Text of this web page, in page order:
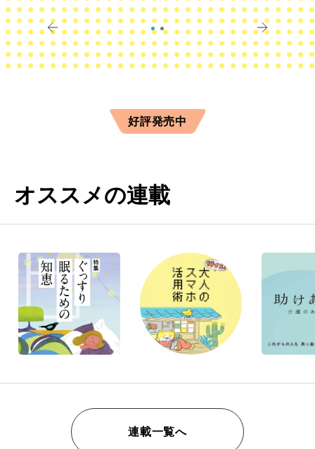
きに
すか？
好評発売中
オススメの連載
連載一覧へ